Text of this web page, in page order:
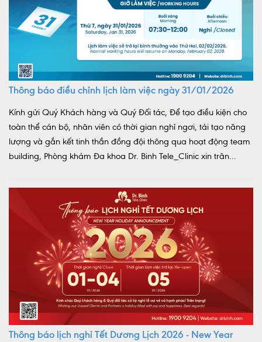
Thông báo điều chỉnh lịch làm việc ngày 31/01/2026
Kính gửi Quý Khách hàng và Quý Đối tác, Để tạo điều kiện cho
toàn thể cán bộ, nhân viên có thời gian nghỉ ngơi, tái tạo năng
lượng và gắn kết tinh thần đồng đội thông qua hoạt động team
building, Phòng khám Đa khoa Dr. Binh Tele_Clinic xin trân...
Thông báo lịch nghỉ Tết Dương Lịch 2026 - New Year